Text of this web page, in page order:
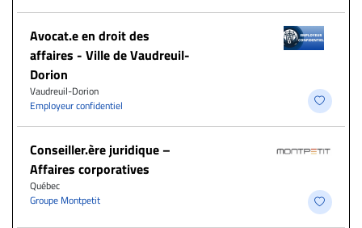
Avocat.e en droit des
affaires - Ville de Vaudreuil-
Dorion
Vaudreuil-Dorion
Employeur confidentiel
Conseiller.ère juridique –
Affaires corporatives
Québec
Groupe Montpetit